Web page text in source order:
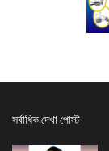
সর্বাধিক দেখা পোস্ট